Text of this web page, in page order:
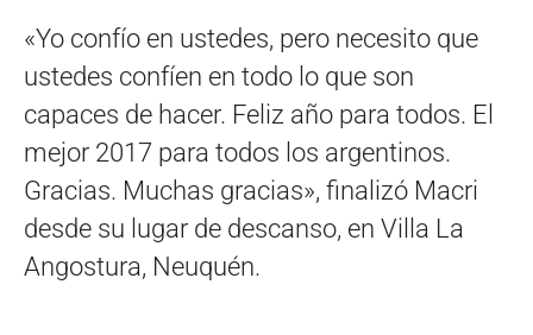
«Yo confío en ustedes, pero necesito que
ustedes confíen en todo lo que son
capaces de hacer. Feliz año para todos. El
mejor 2017 para todos los argentinos.
Gracias. Muchas gracias», finalizó Macri
desde su lugar de descanso, en Villa La
Angostura, Neuquén.